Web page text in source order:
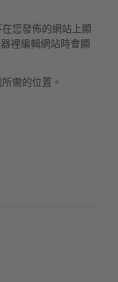
您發佈的網站上顯
裡編輯網站時會顯
需的位置。